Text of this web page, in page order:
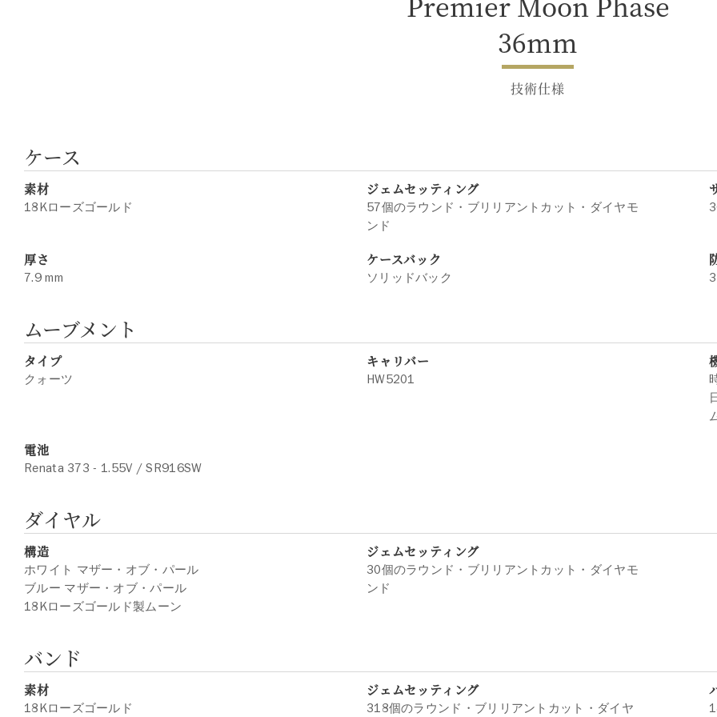
36mm
技術仕様
ケース
素材
18Kローズゴールド
ジェムセッティング
57個のラウンド・ブリリアントカット・ダイヤモ
ンド
厚さ
7.9 mm
ケースバック
ソリッドバック 3
ムーブメント
タイプ
クォーツ
キャリバー
HW5201
電池
Renata 373 - 1.55V / SR916SW
ダイヤル
構造
ホワイト マザー・オブ・パール
ブルー マザー・オブ・パール
18Kローズゴールド製ムーン
ジェムセッティング
30個のラウンド・ブリリアントカット・ダイヤモ
ンド
バンド
素材
18Kローズゴールド
ジェムセッティング
318個のラウンド・ブリリアントカット・ダイヤ